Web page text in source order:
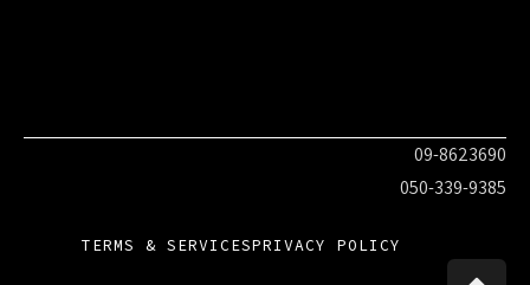
09-8623690
050-339-9385
PRIVACY POLICY
TERMS & SERVICES